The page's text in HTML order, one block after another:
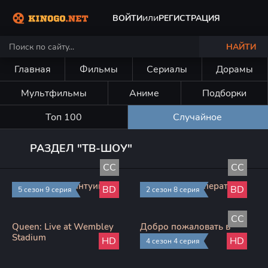
ВОЙТИилиРЕГИСТРАЦИЯ
НАЙТИ
Главная Фильмы Сериалы
Дорамы
Мультфильмы
Аниме
Подборки
Топ 100
Случайное
РАЗДЕЛ "ТВ-ШОУ"
Музыкальная интуиция
CC
5 сезон 9 серия BD Сокровища императора
CC
2 сезон 8 серия BD
Queen: Live at Wembley
Stadium
HD
Добро пожаловать в
Рексэм
CC
4 сезон 4 серия HD